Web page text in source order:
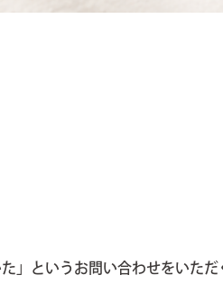
」というお問い合わせをいた